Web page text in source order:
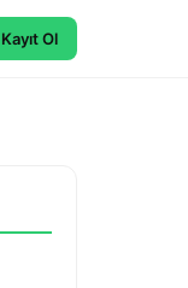
Kayıt Ol